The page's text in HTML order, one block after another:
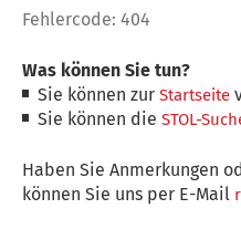
Fehlercode: 404
Was können Sie tun?
Sie können zurStartseite
Sie können dieSTOL-
Haben Sie Anmerkungen
können Sie uns per E-Mail